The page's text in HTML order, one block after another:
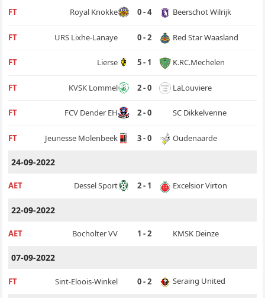
FT Royal Knokke 0 - 4 Beerschot Wilrijk
FT URS Lixhe-Lanaye 0 - 2 Red Star Waasland
FT Lierse 5 - 1 K.RC.Mechelen
FT KVSK Lommel 2 - 0 LaLouviere
FT FCV Dender EH 2 - 0 SC Dikkelvenne
FT Jeunesse Molenbeek 3 - 0 Oudenaarde
24-09-2022
AET Dessel Sport 2 - 1 Excelsior Virton
22-09-2022
AET Bocholter VV 1 - 2 KMSK Deinze
07-09-2022
FT Sint-Eloois-Winkel 0 - 2 Seraing United